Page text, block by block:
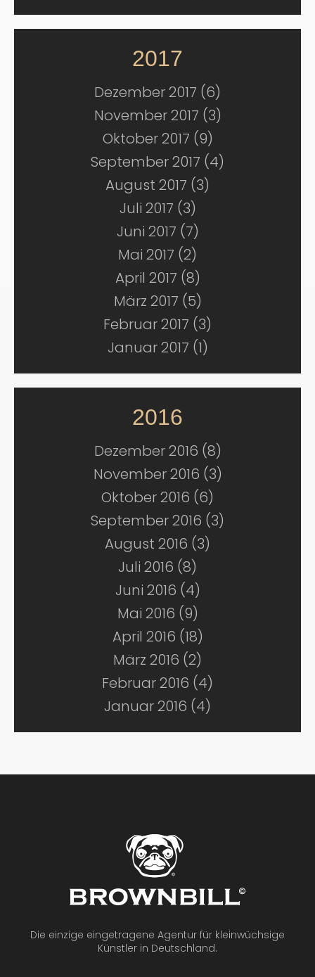
2017
Dezember 2017 (6)
November 2017 (3)
Oktober 2017 (9)
September 2017 (4)
August 2017 (3)
Juli 2017 (3)
Juni 2017 (7)
Mai 2017 (2)
April 2017 (8)
März 2017 (5)
Februar 2017 (3)
Januar 2017 (1)
2016
Dezember 2016 (8)
November 2016 (3)
Oktober 2016 (6)
September 2016 (3)
August 2016 (3)
Juli 2016 (8)
Juni 2016 (4)
Mai 2016 (9)
April 2016 (18)
März 2016 (2)
Februar 2016 (4)
Januar 2016 (4)
Die einzige eingetragene Agentur für kleinwüchsige
Künstler in Deutschland.